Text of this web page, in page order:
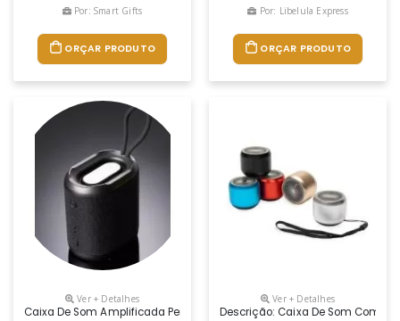
Por: Smart Gifts
ORÇAR PRODUTO
Por: Libelula Express
ORÇAR PRODUTO
Ver + Detalhes
Caixa De Som Amplificada Personalizada, Ela Possui Bateria De
Ver + Detalhes
Descrição: Caixa De Som Com